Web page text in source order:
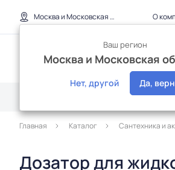
Москва и Московская область
Ваш регион
Москва и Московская
Нет, другой Да,
О
Дилерам
Главная Каталог Сантехника и
Дозатор для